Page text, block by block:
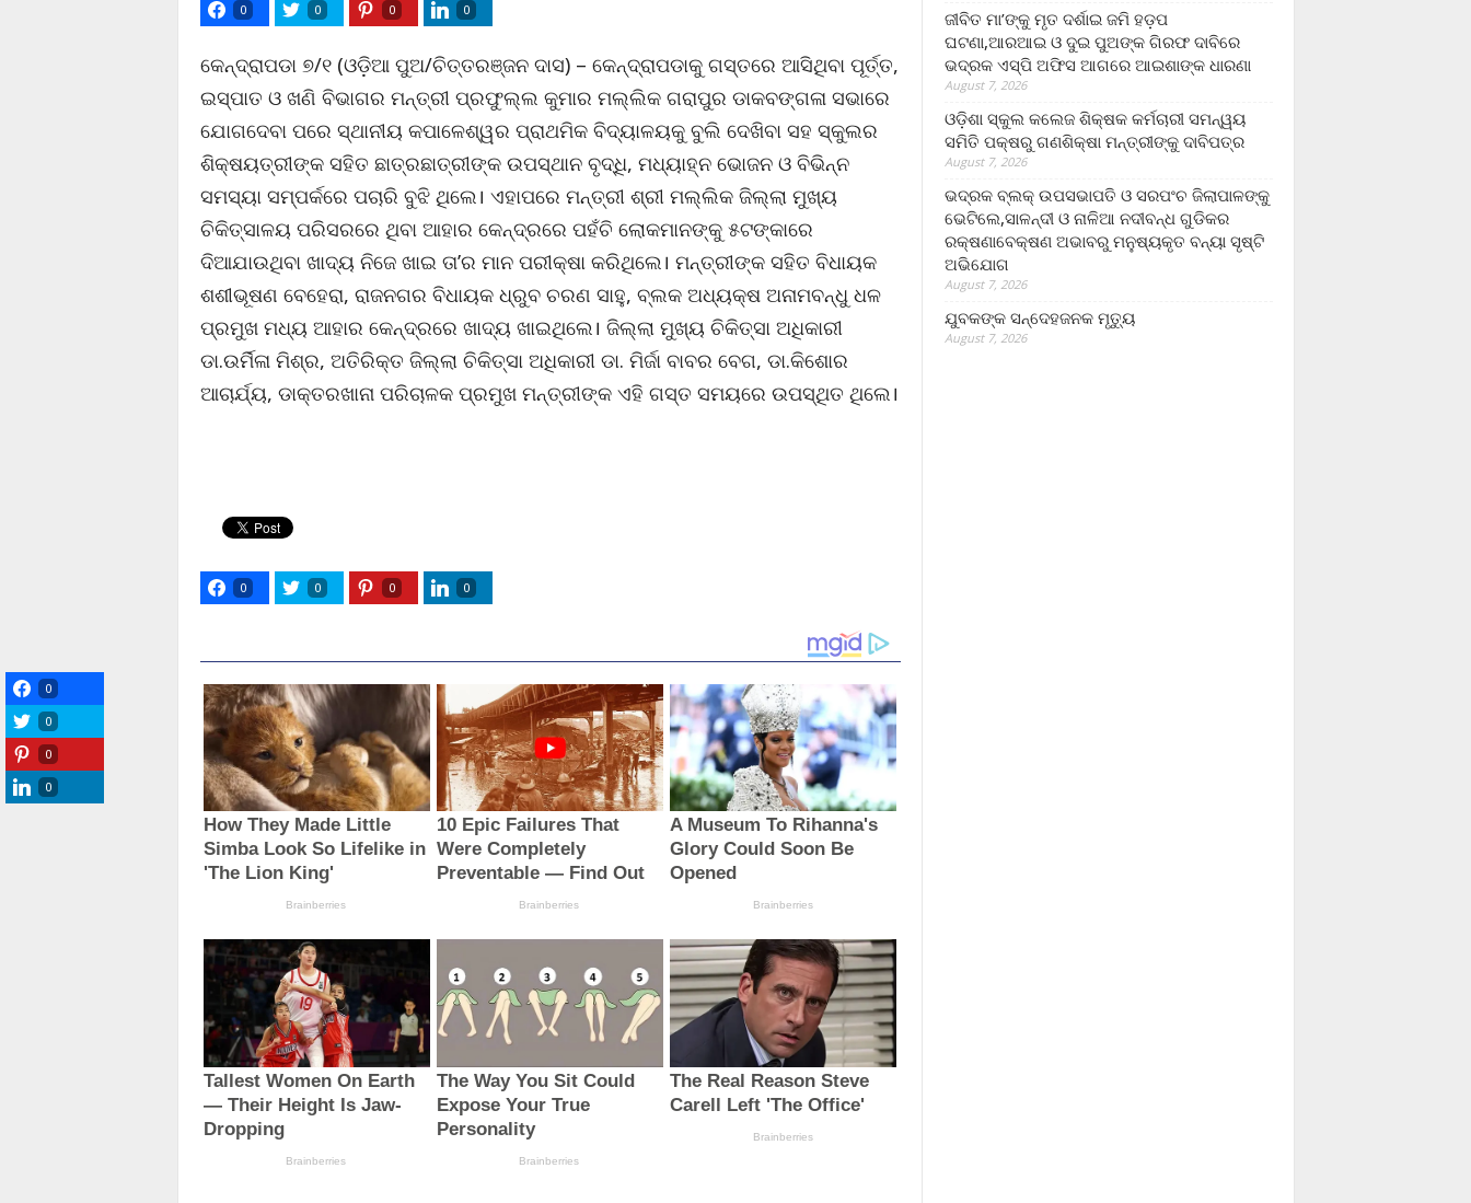
0 0 0 0
କେନ୍ଦ୍ରାପଡା ୭/୧ (ଓଡ଼ିଆ ପୁଅ/ଚିତ୍ତରଞ୍ଜନ ଦାସ) – କେନ୍ଦ୍ରାପଡାକୁ ଗସ୍ତରେ ଆସିଥିବା ପୂର୍ତ୍ତ,
ଇସ୍ପାତ ଓ ଖଣି ବିଭାଗର ମନ୍ତ୍ରୀ ପ୍ରଫୁଲ୍ଲ କୁମାର ମଲ୍ଲିକ ଗରାପୁର ଡାକବଙ୍ଗଳା ସଭାରେ
ଯୋଗଦେବା ପରେ ସ୍ଥାନୀୟ କପାଳେଶ୍ୱର ପ୍ରାଥମିକ ବିଦ୍ୟାଳୟକୁ ବୁଲି ଦେଖିବା ସହ ସ୍କୁଲର
ଶିକ୍ଷୟତ୍ରୀଙ୍କ ସହିତ ଛାତ୍ରଛାତ୍ରୀଙ୍କ ଉପସ୍ଥାନ ବୃଦ୍ଧି, ମଧ୍ୟାହ୍ନ ଭୋଜନ ଓ ବିଭିନ୍ନ
ସମସ୍ୟା ସମ୍ପର୍କରେ ପଚାରି ବୁଝି ଥିଲେ। ଏହାପରେ ମନ୍ତ୍ରୀ ଶ୍ରୀ ମଲ୍ଲିକ ଜିଲ୍ଲା ମୁଖ୍ୟ
ଚିକିତ୍ସାଳୟ ପରିସରରେ ଥିବା ଆହାର କେନ୍ଦ୍ରରେ ପହଁଚି ଲୋକମାନଙ୍କୁ ୫ଟଙ୍କାରେ
ଦିଆଯାଉଥିବା ଖାଦ୍ୟ ନିଜେ ଖାଇ ତା’ର ମାନ ପରୀକ୍ଷା କରିଥିଲେ। ମନ୍ତ୍ରୀଙ୍କ ସହିତ ବିଧାୟକ
ଶଶୀଭୂଷଣ ବେହେରା, ରାଜନଗର ବିଧାୟକ ଧ୍ରୁବ ଚରଣ ସାହୁ, ବ୍ଲକ ଅଧ୍ୟକ୍ଷ ଅନାମବନ୍ଧୁ ଧଳ
ପ୍ରମୁଖ ମଧ୍ୟ ଆହାର କେନ୍ଦ୍ରରେ ଖାଦ୍ୟ ଖାଇଥିଲେ। ଜିଲ୍ଲା ମୁଖ୍ୟ ଚିକିତ୍ସା ଅଧିକାରୀ
ଡା.ଉର୍ମିଳା ମିଶ୍ର, ଅତିରିକ୍ତ ଜିଲ୍ଲା ଚିକିତ୍ସା ଅଧିକାରୀ ଡା. ମିର୍ଜା ବାବର ବେଗ, ଡା.କିଶୋର
ଆଚାର୍ଯ୍ୟ, ଡାକ୍ତରଖାନା ପରିଚାଳକ ପ୍ରମୁଖ ମନ୍ତ୍ରୀଙ୍କ ଏହି ଗସ୍ତ ସମୟରେ ଉପସ୍ଥିତ ଥିଲେ।
0 0 0 0
ଜୀବିତ ମା’ଙ୍କୁ ମୃତ ଦର୍ଶାଇ ଜମି ହଡ଼ପ
ଘଟଣା,ଆରଆଇ ଓ ଦୁଇ ପୁଅଙ୍କ ଗିରଫ ଦାବିରେ
ଭଦ୍ରକ ଏସ୍‌ପି ଅଫିସ ଆଗରେ ଆଇଶାଙ୍କ ଧାରଣା
August 7, 2026
ଓଡ଼ିଶା ସ୍କୁଲ କଲେଜ ଶିକ୍ଷକ କର୍ମଚାରୀ ସମନ୍ୱୟ
ସମିତି ପକ୍ଷରୁ ଗଣଶିକ୍ଷା ମନ୍ତ୍ରୀଙ୍କୁ ଦାବିପତ୍ର
August 7, 2026
ଭଦ୍ରକ ବ୍ଲକ୍ ଉପସଭାପତି ଓ ସରପଂଚ ଜିଲାପାଳଙ୍କୁ
ଭେଟିଲେ,ସାଳନ୍ଦୀ ଓ ନାଳିଆ ନଦୀବନ୍ଧ ଗୁଡିକର
ରକ୍ଷଣାବେକ୍ଷଣ ଅଭାବରୁ ମନୁଷ୍ୟକୃତ ବନ୍ୟା ସୃଷ୍ଟି
ଅଭିଯୋଗ
August 7, 2026
ଯୁବକଙ୍କ ସନ୍ଦେହଜନକ ମୃତ୍ୟୁ
August 7, 2026
0
0
0
0